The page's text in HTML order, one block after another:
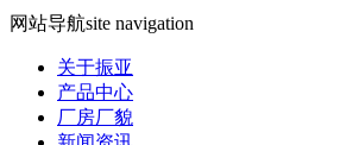
网站导航site navigation
关于振亚
产品中心
厂房厂貌